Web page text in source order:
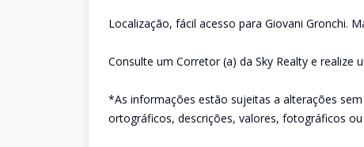
Localização, fácil acesso para Giovani Gronchi.
Consulte um Corretor (a) da Sky Realty e realize
*As informações estão sujeitas a alterações
ortográficos, descrições, valores, fotográficos